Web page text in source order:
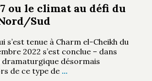
ou le climat au défi du
Sud
s’est tenue à Charm el-Cheikh du
2022 s’est conclue – dans
dramaturgique désormais
de ce type de …